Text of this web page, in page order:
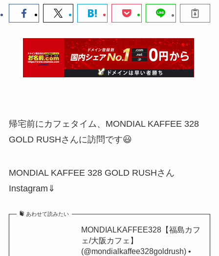
帰宅前にカフェタイム、MONDIAL KAFFEE 328
GOLD RUSHさんに訪問です😃
MONDIAL KAFFEE 328 GOLD RUSHさん
Instagram⇓
あわせて読みたい
MONDIALKAFFEE328【福島カフ
ェ/大阪カフェ】
(@mondialkaffee328goldrush) •